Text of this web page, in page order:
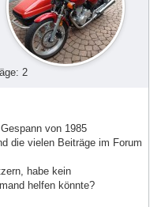
2
von 1985
die vielen Beiträge im Forum
habe kein
helfen könnte?